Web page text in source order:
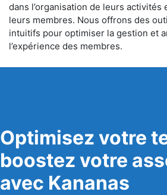
dans l’organisation de leurs activités
leurs membres. Nous offrons des
intuitifs pour optimiser la gestion et
l’expérience des membres.
Optimisez votre
boostez votre
avec Kananas